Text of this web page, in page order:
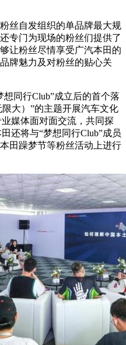
丝自发组织的单品牌最大规
专门为现场的粉丝们提供了
让粉丝尽情享受广汽本田的
牌魅力及对粉丝的贴心关
同行Club”成立后的首个落
大）”的主题开展汽车文化
媒体面对面交流，共同探
还将与“梦想同行Club”成员
田躁梦节等粉丝活动上进行